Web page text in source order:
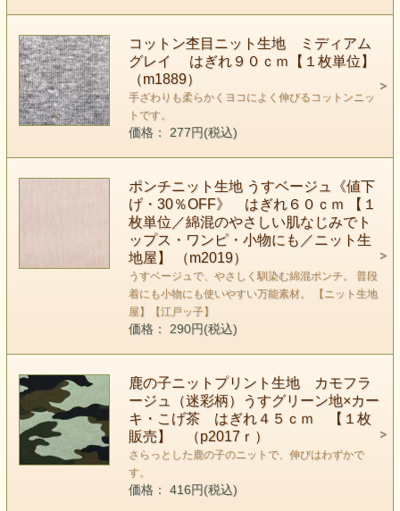
コットン杢目ニット生地 ミディアム
グレイ はぎれ９０ｃｍ【１枚単位】
（m1889）
手ざわりも柔らかくヨコによく伸びるコットンニッ
トです。
価格： 277円(税込)
ポンチニット生地 うすベージュ《値下
げ・30％OFF》 はぎれ６０ｃｍ 【１
枚単位／綿混のやさしい肌なじみでト
ップス・ワンピ・小物にも／ニット生
地屋】 （m2019）
うすベージュで、やさしく馴染む綿混ポンチ。 普段
着にも小物にも使いやすい万能素材。 【ニット生地
屋】【江戸ッ子】
価格： 290円(税込)
鹿の子ニットプリント生地 カモフラ
ージュ（迷彩柄）うすグリーン地×カー
キ・こげ茶 はぎれ４５ｃｍ 【１枚
販売】 （p2017ｒ）
さらっとした鹿の子のニットで、伸びはわずかで
す。
価格： 416円(税込)